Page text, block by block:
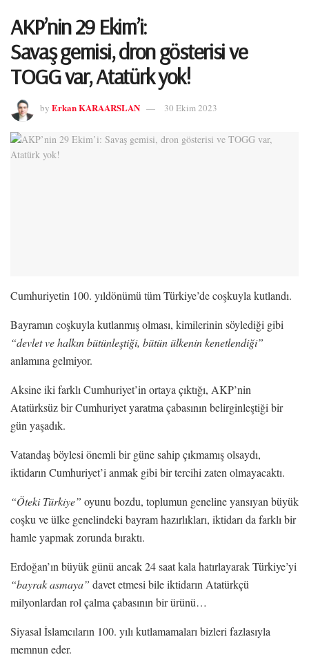
AKP’nin 29 Ekim’i:
Savaş gemisi, dron gösterisi ve
TOGG var, Atatürk yok!
by Erkan KARAARSLAN 30 Ekim 2023
Cumhuriyetin 100. yıldönümü tüm Türkiye’de coşkuyla kutlandı.
Bayramın coşkuyla kutlanmış olması, kimilerinin söylediği gibi
“devlet ve halkın bütünleştiği, bütün ülkenin kenetlendiği”
anlamına gelmiyor.
Aksine iki farklı Cumhuriyet’in ortaya çıktığı, AKP’nin
Atatürksüz bir Cumhuriyet yaratma çabasının belirginleştiği bir
gün yaşadık.
Vatandaş böylesi önemli bir güne sahip çıkmamış olsaydı,
iktidarın Cumhuriyet’i anmak gibi bir tercihi zaten olmayacaktı.
“Öteki Türkiye” oyunu bozdu, toplumun geneline yansıyan büyük
coşku ve ülke genelindeki bayram hazırlıkları, iktidarı da farklı bir
hamle yapmak zorunda bıraktı.
Erdoğan’ın büyük günü ancak 24 saat kala hatırlayarak Türkiye’yi
“bayrak asmaya” davet etmesi bile iktidarın Atatürkçü
milyonlardan rol çalma çabasının bir ürünü…
Siyasal İslamcıların 100. yılı kutlamamaları bizleri fazlasıyla
memnun eder.